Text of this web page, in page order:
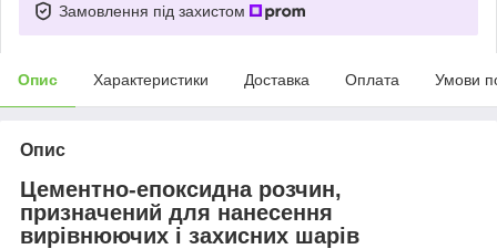
Замовлення під захистом
Опис Характеристики Доставка Оплата Умови
Опис
Цементно-епоксидна розчин,
призначений для нанесення
вирівнюючих і захисних шарів